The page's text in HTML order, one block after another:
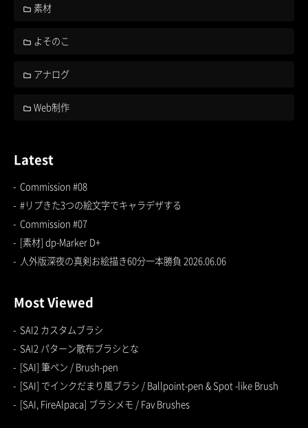
素材
よそのこ
アナログ
Web制作
Latest
Commission #08
#リプきた3つの絵文字でキャラデザする
Commission #07
[素材] dp-Marker D+
人外版深夜の真剣お絵描き60分一本勝負 2026.06.06
Most Viewed
SAI2 カスタムブラシ
SAI2 パターン散布ブラシとな
[SAI] 筆ペン / Brush-pen
[SAI] でインクだまり風ブラシ / Ballpoint-pen & Spot -like Brush
[SAI, FireAlpaca] ブラシメモ / Fav Brushes